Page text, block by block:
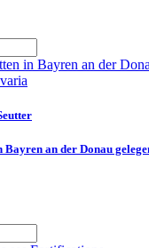
Bayren an der Donau